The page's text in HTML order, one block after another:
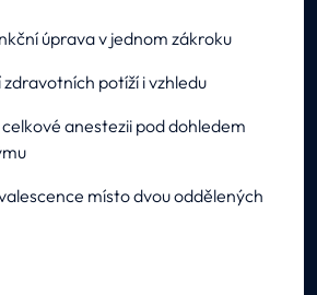
úprava v jednom zákroku
potíží i vzhledu
anestezii pod dohledem
místo dvou oddělených